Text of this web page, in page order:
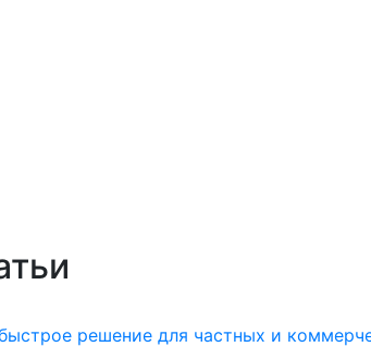
решение для частных и